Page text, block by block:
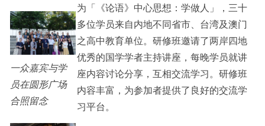
一众嘉宾与学
员在圆形广场
合照留念
为「《论语》中心思想：学做人」，三十
多位学员来自内地不同省市、台湾及澳门
之高中教育单位。研修班邀请了两岸四地
优秀的国学学者主持讲座，每晚学员就讲
座内容讨论分享，互相交流学习。研修班
内容丰富，为参加者提供了良好的交流学
习平台。